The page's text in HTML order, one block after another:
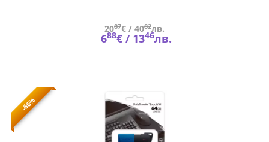
2087€ /4082лв.
688€ / 1346лв.
-66%